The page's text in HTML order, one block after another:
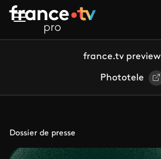
Aller au contenu principal
france.tv preview
Phototele
Dossier de presse